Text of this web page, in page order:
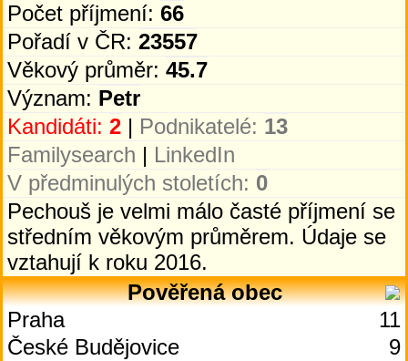
Počet příjmení: 66
Pořadí v ČR: 23557
Věkový průměr: 45.7
Význam: Petr
Kandidáti: 2 | Podnikatelé: 13
Familysearch | LinkedIn
V předminulých stoletích: 0
Pechouš je velmi málo časté příjmení se
středním věkovým průměrem. Údaje se
vztahují k roku 2016.
Pověřená obec
Praha
11
České Budějovice
9